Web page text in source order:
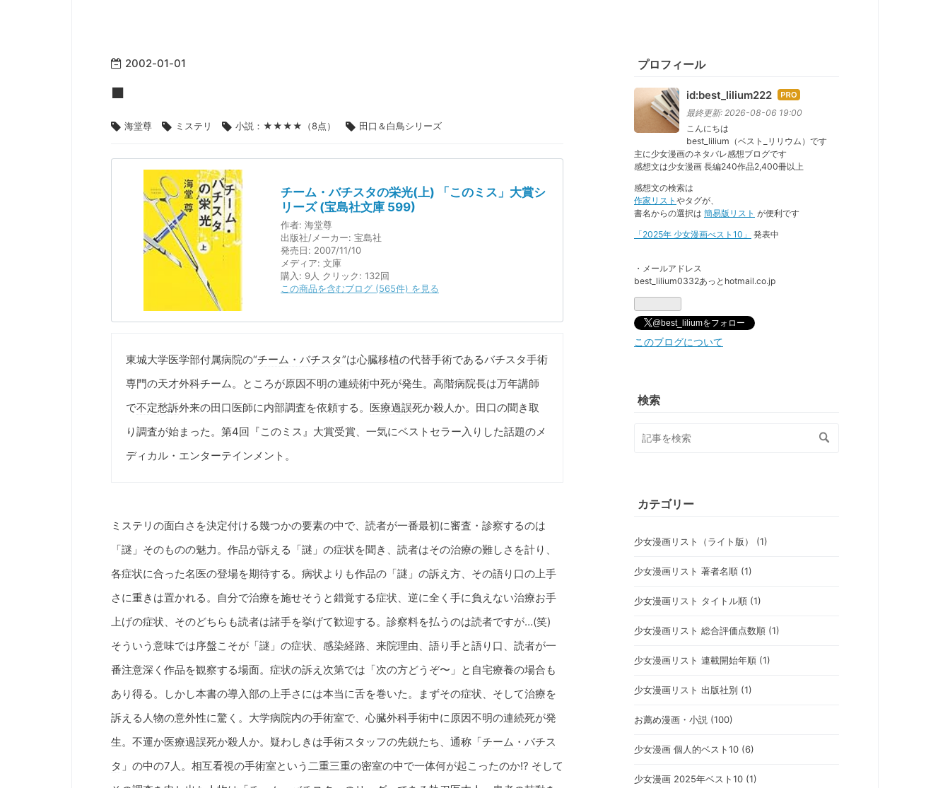
2002-01-01
■
海堂尊 ミステリ 小説：★★★★（8点） 田口＆白鳥シリーズ
チーム・バチスタの栄光(上) 「このミス」大賞シ
リーズ (宝島社文庫 599)
作者: 海堂尊
出版社/メーカー: 宝島社
発売日: 2007/11/10
メディア: 文庫
購入 : 9人 クリック: 132回
この商品を含むブログ (565件) を見る
東城大学医学部付属病院の“チーム・バチスタ”は心臓移植の代替手術であるバチスタ手術
専門の天才外科チーム。ところが原因不明の連続術中死が発生。高階病院長は万年講師
で不定愁訴外来の田口医師に内部調査を依頼する。 医療過誤死か殺人か。田口の聞き取
り調査が始まった。第4回『このミス』大賞受賞、一気にベストセラー入りした話題のメ
ディカル・エンターテインメント。
ミステリの面白さを決定付ける幾つかの要素の中で、読者が一番最初に審査・診察するのは
「謎」そのものの魅力。作品が訴える「謎」の症状を聞き、読者はその治療の難しさを計り、
各症状に合った名医の登場を期待する。病状よりも作品の「謎」の訴え方、その語り口の上手
さに重きは置かれる。自分で治療を施せそうと錯覚する症状、逆に全く手に負えない治療お手
上げの症状、そのどちらも読者は諸手を挙げて歓迎する。診察料を払うのは読者ですが…(笑)
そういう意味では序盤こそが「謎」の症状、感染経路、来院理由、語り手と語り口、読者が一
番注意深く作品を観察する場面。症状の訴え次第では「次の方どうぞ〜」と自宅療養の場合も
あり得る。しかし本書の導入部の上手さには本当に舌を巻いた。まずその症状、そして治療を
訴える人物の意外性に驚く。大学病院内の手術室で、心臓外科手術中に原因不明の連続死が発
生。不運か医療過誤死か殺人か。疑わしきは手術スタッフの先鋭たち、通称「チーム・バチス
タ 」の中の7人。相互看視の手術室という二重三重の密室の中で一体何が起こったのか!? そして
プロフィール
id:best_lilium222 はて
なブ
Pro
最終更新: 2026-08-06 19:00
こんにちは
best_lilium（ベスト_リリウム）です
主に少女漫画のネタバレ感想ブログです
感想文は少女漫画 長編240作品2,400冊以上
感想文の検索は
作家リスト やタグが、
書名からの選択は 簡易版リスト が便利です
「2025年 少女漫画べスト10」 発表中
・メールアドレス
best_lilium0332あっとhotmail.co.jp
@best_liliumをフォロー
このブログについて
検索
カテゴリー
少女漫画リスト（ライト版） (1)
少女漫画リスト 著者名順 (1)
少女漫画リスト タイトル順 (1)
少女漫画リスト 総合評価点数順 (1)
少女漫画リスト 連載開始年順 (1)
少女漫画リスト 出版社別 (1)
お薦め漫画・小説 (100)
少女漫画 個人的ベスト10 (6)
少女漫画 2025年ベスト10 (1)